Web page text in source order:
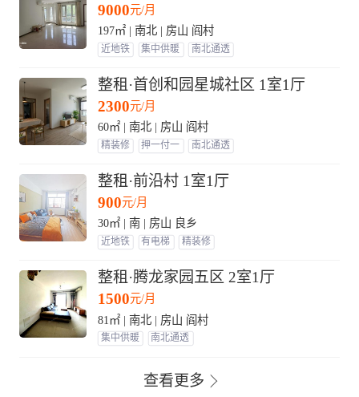
9000元/月
197㎡ | 南北 | 房山 阎村
近地铁 集中供暖 南北通透
整租·首创和园星城社区 1室1厅
2300元/月
60㎡ | 南北 | 房山 阎村
精装修 押一付一 南北通透
整租·前沿村 1室1厅
900元/月
30㎡ | 南 | 房山 良乡
近地铁 有电梯 精装修
整租·腾龙家园五区 2室1厅
1500元/月
81㎡ | 南北 | 房山 阎村
集中供暖 南北通透
查看更多